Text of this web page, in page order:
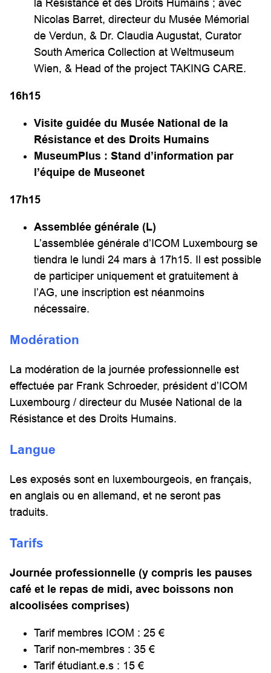
la Résistance et des Droits Humains ; avec
Nicolas Barret, directeur du Musée Mémorial
de Verdun, & Dr. Claudia Augustat, Curator
South America Collection at Weltmuseum
Wien, & Head of the project TAKING CARE.
1 6h15
Visite guidée du Musée National de la
Résistance et des Droits Humains
MuseumPlus : Stand d’information par
l’équipe de Museonet
17h15
Assemblée générale ( L)
L’assemblée générale d’ICOM Luxembourg se
tiendra le lundi 24 mars à 17h15. Il est possible
de participer uniquement et gratuitement à
l’AG, une inscription est néanmoins
nécessaire.
Modération
La modération de la journée professionnelle est
effectuée par Frank Schroeder, président d’ICOM
Luxembourg / directeur du Musée National de la
Résistance et des Droits Humains.
Langue
Les exposés sont en luxembourgeois, en français,
en anglais ou en allemand, et ne seront pas
traduits.
Tarifs
Journée professionnelle (y compris les pauses
café et le repas de midi, avec boissons non
alcoolisées comprises)
Tarif membres ICOM : 25 €
Tarif non-membres : 35 €
Tarif étudiant.e.s : 15 €